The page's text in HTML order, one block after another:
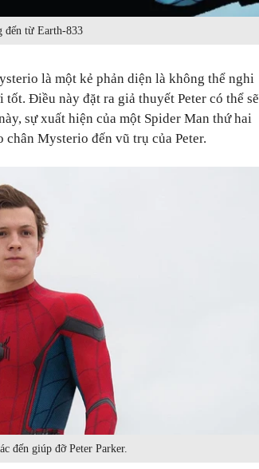
đến từ Earth-833
là một kẻ phản diện là không thể nghi
Điều này đặt ra giả thuyết Peter có thể sẽ
sự xuất hiện của một Spider Man thứ hai
Mysterio đến vũ trụ của Peter.
đến giúp đỡ Peter Parker.